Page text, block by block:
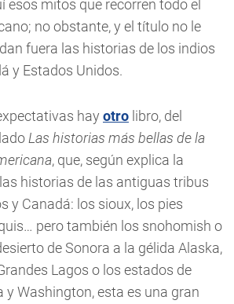
esos mitos que recorren todo el
no obstante, y el título no le
fuera las historias de los indios
y Estados Unidos.
hay otro libro, del
Las historias más bellas de la
, que, según explica la
historias de las antiguas tribus
y Canadá: los sioux, los pies
pero también los snohomish o
de Sonora a la gélida Alaska,
Lagos o los estados de
y Washington, esta es una gran